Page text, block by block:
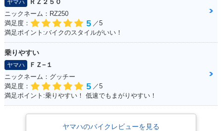
ヤマハ
ＲＺ２５０
ニックネーム：RZ250
満足度：
5 ／5
満足ポイント:バイクのスタイルがいい！
乗りやすい
ヤマハ
ＦＺ−１
ニックネーム：グッチー
満足度：
5 ／5
満足ポイント:乗りやすい！ 低速でもまがりやすい！
ヤマハのバイクレビューを見る